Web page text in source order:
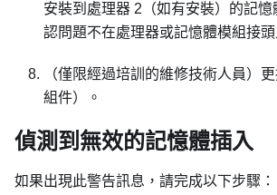
安裝到處理器 2（如有安裝）的記
認問題不在處理器或記憶體模組接頭
（僅限經過培訓的維修技術人員）
組件）。
偵測到無效的記憶體插入
如果出現此警告訊息，請完成以下步驟：